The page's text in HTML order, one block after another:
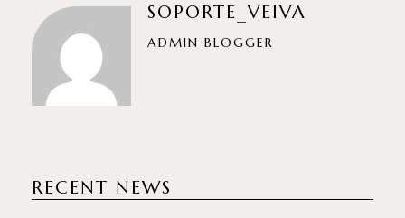
SOPORTE_VEIVA
ADMIN BLOGGER
RECENT NEWS